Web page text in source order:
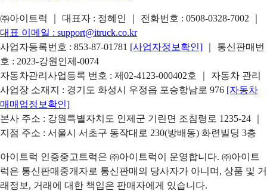
㈜아이트럭 ｜ 대표자 : 정혜인 ｜ 전화번호 : 0508-0328-7002
대표 이메일 : support@itruck.co.kr
사업자등록번호 : 853-87-01781 [사업자정보확인]
｜ 통신판매번
호 : 2023-강원인제-0074
자동차관리사업등록 번호 : 제02-4123-000402호 ｜ 자동차 관리
사업장 소재지 : 경기도 화성시 우정읍 포승항남로 976 [자동차
매매업정보확인]
본사 주소 : 강원특별자치도 인제군 기린면 조침령로 1235-24 ｜
지점 주소 : 서울시 서초구 동작대로 230(방배동) 화련빌딩 3층
아이트럭 인증중고트럭은 ㈜아이트럭이 운영합니다. ㈜아이트
럭은 통신판매중개자로 통신판매의 당사자가 아니며, 상품 및 거
래정보, 거래에 대한 책임은 판매자에게 있습니다.